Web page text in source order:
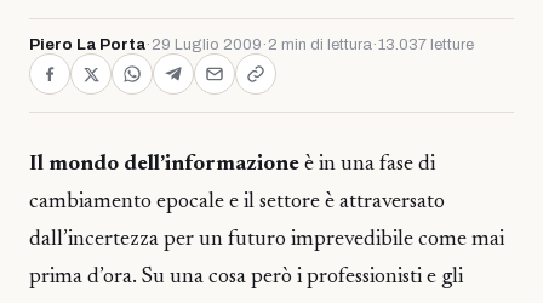
Piero La Porta· 29 Luglio 2009 · 2 min di lettura·13.037 letture
Il mondo dell’informazione è in una fase di
cambiamento epocale e il settore è attraversato
dall’incertezza per un futuro imprevedibile come mai
prima d’ora. Su una cosa però i professionisti e gli